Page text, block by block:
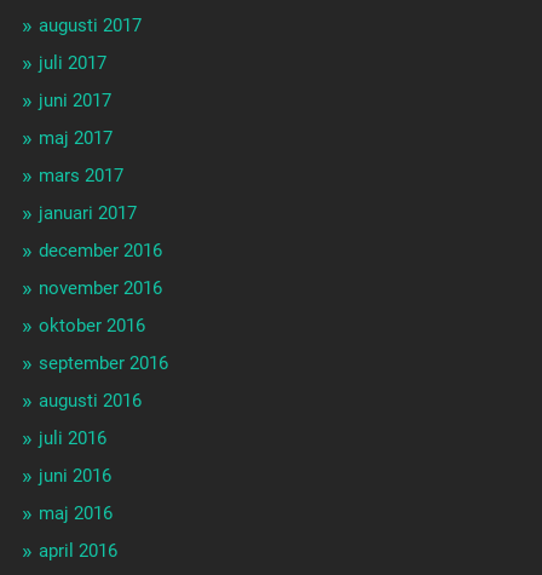
augusti 2017
juli 2017
juni 2017
maj 2017
mars 2017
januari 2017
december 2016
november 2016
oktober 2016
september 2016
augusti 2016
juli 2016
juni 2016
maj 2016
april 2016